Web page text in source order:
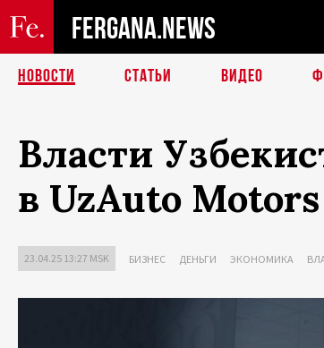
FERGANA.NEWS
НОВОСТИ СТАТЬИ ВИДЕО
Власти
в UzAuto
23.04.25 13:27 MSK БИЗНЕС ДЕНЬГИ ЭКОНОМИКА